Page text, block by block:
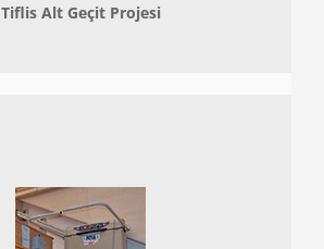
Tiflis Alt Geçit Projesi